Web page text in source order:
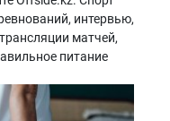
интервью,
матчей,
питание